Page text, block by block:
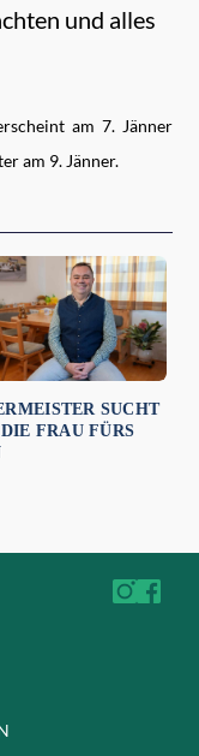
und alles
am 7. Jänner
am 9. Jänner.
SUCHT
FRAU FÜRS